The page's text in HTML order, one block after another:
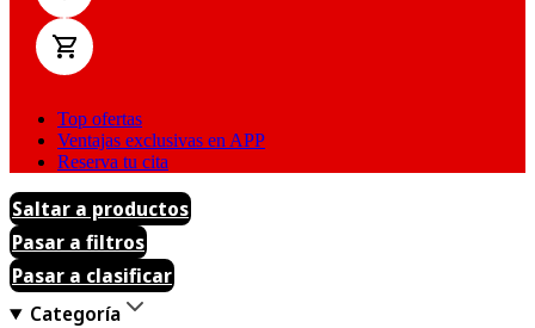
Top ofertas
Ventajas exclusivas en APP
Reserva tu cita
Saltar a productos
Pasar a filtros
Pasar a clasificar
Categoría